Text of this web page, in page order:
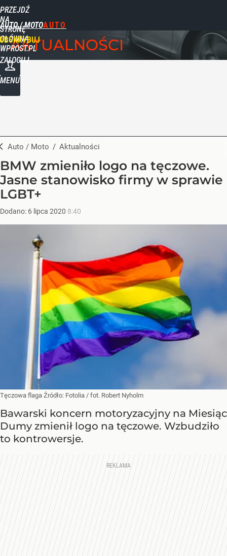
PRZEJDŹ
NA
STRONĘ
GŁÓWNĄ
WPROST.PL
AUTO / MOTO
ZALOGUJ
MENU
AKTUALNOŚCI
Auto / Moto / Aktualności
BMW zmieniło logo na tęczowe.
Jasne stanowisko firmy w sprawie
LGBT+
Dodano: 6 lipca 2020 8:40
Tęczowa flaga Źródło: Fotolia / fot. Robert Nyholm
Bawarski koncern motoryzacyjny na Miesiąc
Dumy zmienił logo na tęczowe. Wzbudziło
to kontrowersje.